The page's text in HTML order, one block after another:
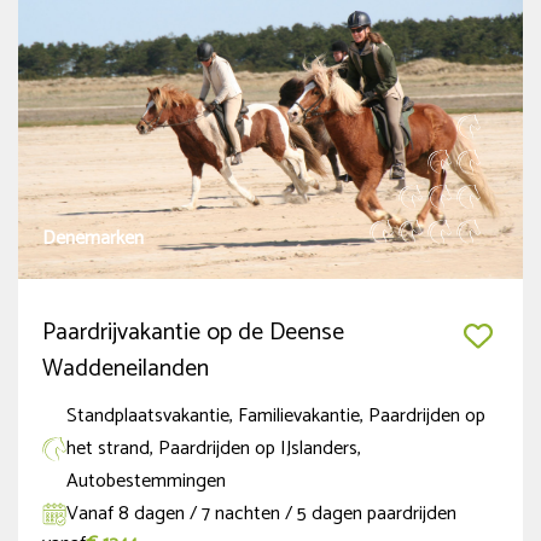
Duur
tot 6 dagen
(4)
7 tot 12 dagen
(5)
Herfstvakantie (NED regio Noord)
(4)
Meer tonen
Beginner
Gevorderde beginner
(5)
Gevorderde Ruiter
Zeer gevorderde Ruiter
Denemarken
Paardrijvakantie op de Deense
Waddeneilanden
Standplaatsvakantie, Familievakantie, Paardrijden op
het strand, Paardrijden op IJslanders,
Autobestemmingen
Vanaf 8 dagen / 7 nachten / 5 dagen paardrijden